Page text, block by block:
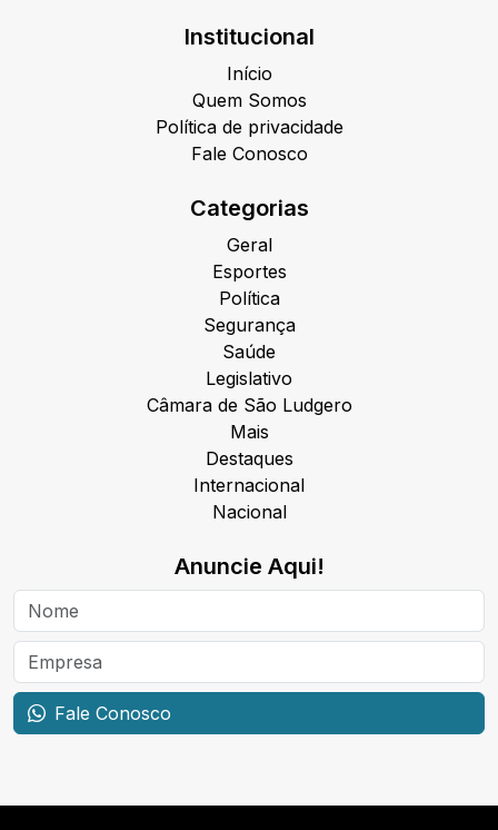
Institucional
Início
Quem Somos
Política de privacidade
Fale Conosco
Categorias
Geral
Esportes
Política
Segurança
Saúde
Legislativo
Câmara de São Ludgero
Mais
Destaques
Internacional
Nacional
Anuncie Aqui!
Fale Conosco